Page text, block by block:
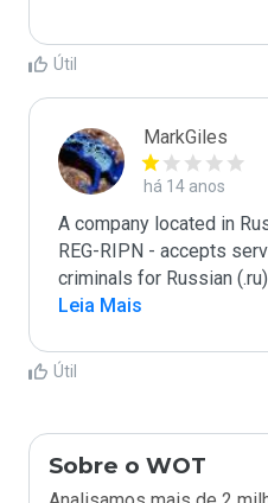
Útil
MarkGiles
há 14 anos
A company located in
REG-RIPN - accepts
criminals for Russian
Leia Mais
Útil
Sobre o WOT